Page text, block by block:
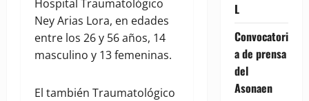
Hospital Traumatológico
Ney Arias Lora, en edades
entre los 26 y 56 años, 14
masculino y 13 femeninas.
El también Traumatológico
L
Convocatori
a de prensa
del
Asonaen